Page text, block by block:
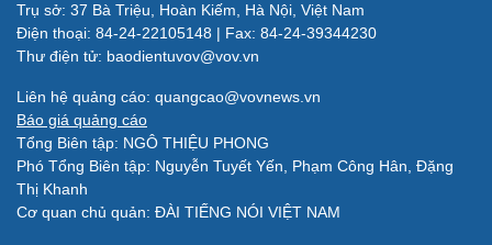
Phòng mạch online
Ăn sạch sống khỏe
Đời sống
Nhà đẹp
Tình yêu - Gia đình
Blog
Sân khấu - Điện ảnh
Văn học
Âm nhạc
Di sản
Trụ sở: 37 Bà Triệu, Hoàn Kiếm, Hà Nội, Việt Nam
Điện thoại: 84-24-22105148 | Fax: 84-24-39344230
Thư điện tử: baodientuvov@vov.vn
Liên hệ quảng cáo: quangcao@vovnews.vn
Báo giá quảng cáo
Tổng Biên tập: NGÔ THIỆU PHONG
Phó Tổng Biên tập: Nguyễn Tuyết Yến, Phạm Công Hân, Đặng
Thị Khanh
Cơ quan chủ quản: ĐÀI TIẾNG NÓI VIỆT NAM